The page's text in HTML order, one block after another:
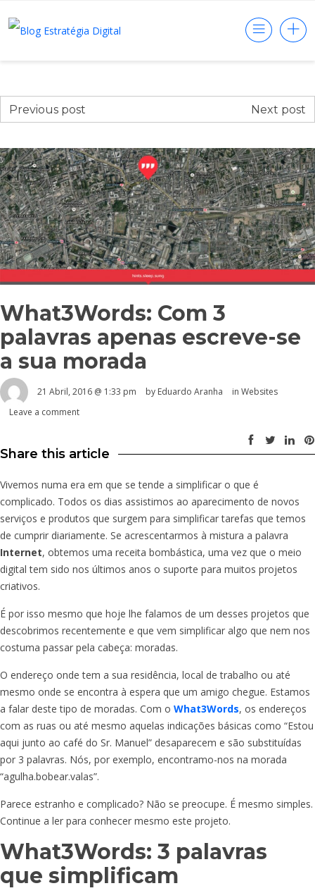
Previous post Next post
What3Words: Com 3
palavras apenas escreve-se
a sua morada
21 Abril, 2016 @ 1:33 pm by Eduardo Aranha in Websites
Leave a comment
Share this article
Vivemos numa era em que se tende a simplificar o que é
complicado. Todos os dias assistimos ao aparecimento de novos
serviços e produtos que surgem para simplificar tarefas que temos
de cumprir diariamente. Se acrescentarmos à mistura a palavra
Internet, obtemos uma receita bombástica, uma vez que o meio
digital tem sido nos últimos anos o suporte para muitos projetos
criativos.
É por isso mesmo que hoje lhe falamos de um desses projetos que
descobrimos recentemente e que vem simplificar algo que nem nos
costuma passar pela cabeça: moradas.
O endereço onde tem a sua residência, local de trabalho ou até
mesmo onde se encontra à espera que um amigo chegue. Estamos
a falar deste tipo de moradas. Com o What3Words, os endereços
com as ruas ou até mesmo aquelas indicações básicas como “Estou
aqui junto ao café do Sr. Manuel” desaparecem e são substituídas
por 3 palavras. Nós, por exemplo, encontramo-nos na morada
“agulha.bobear.valas”.
Parece estranho e complicado? Não se preocupe. É mesmo simples.
Continue a ler para conhecer mesmo este projeto.
What3Words: 3 palavras
que simplificam